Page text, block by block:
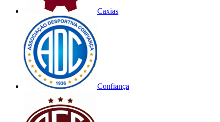
Caxias
Confiança